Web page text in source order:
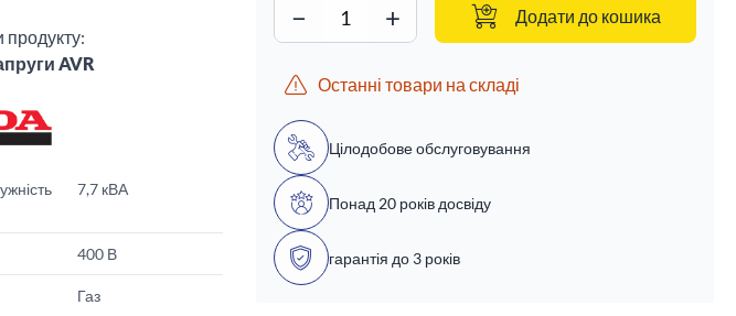
продукту:
AVR
7,7 кВА
400 В
Газ
− + Додати до кошика
Останні товари на складі
Цілодобове обслуговування
Понад 20 років досвіду
гарантія до 3 років